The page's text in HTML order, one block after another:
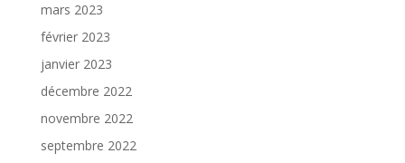
mars 2023
février 2023
janvier 2023
décembre 2022
novembre 2022
septembre 2022